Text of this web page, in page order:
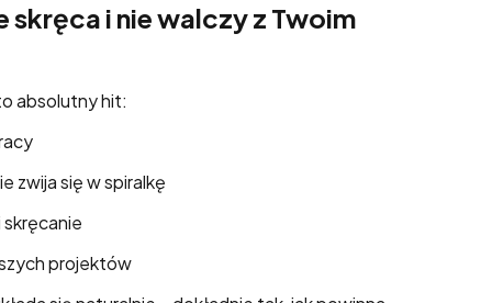
skręca i nie walczy z Twoim
absolutny hit:
zwija się w spiralkę
skręcanie
projektów